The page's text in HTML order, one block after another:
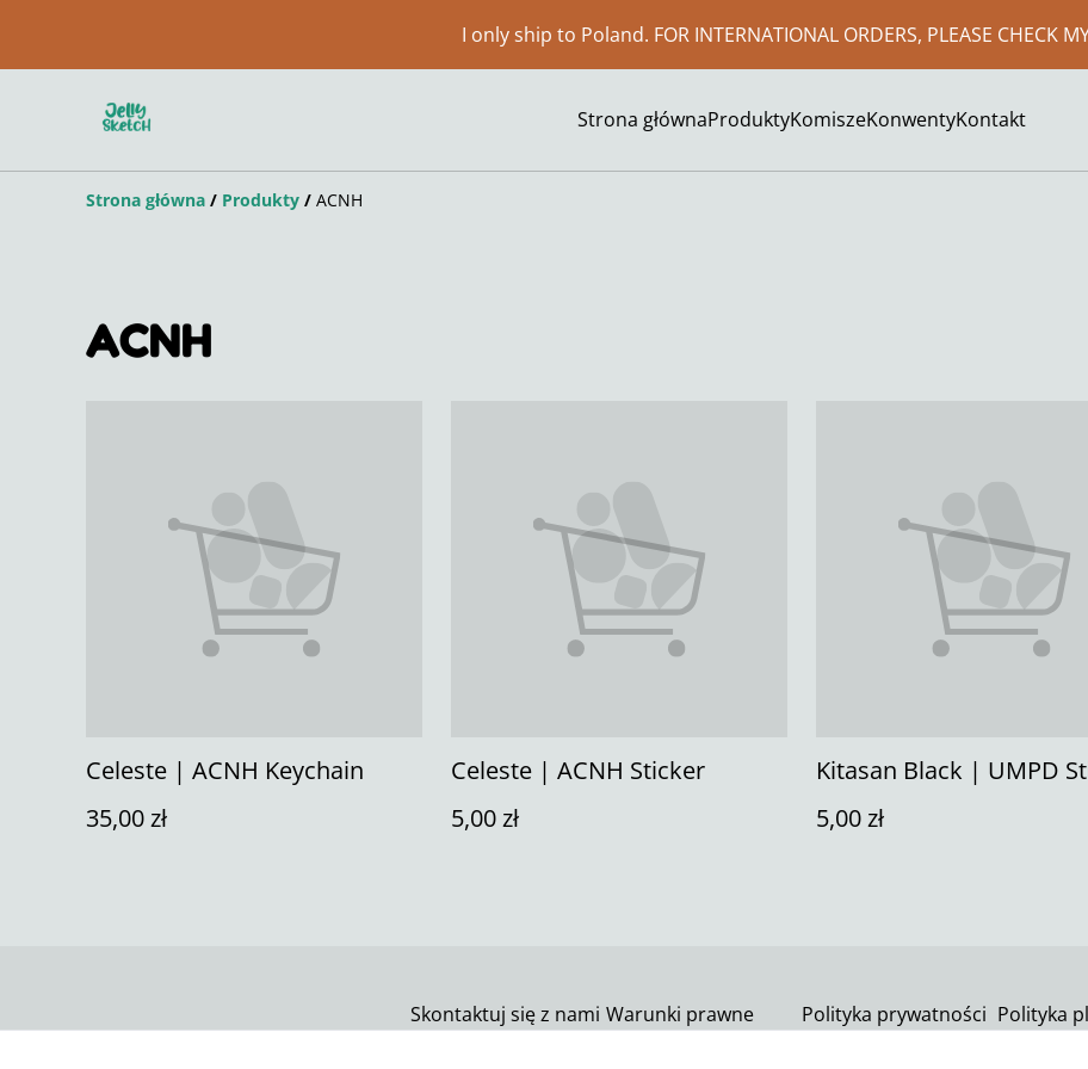
I only ship to Poland. FOR INTERNATIONAL ORDERS, PLEASE CHECK
Strona głównaProduktyKomiszeKonwentyKontakt
Strona główna / Produkty / ACNH
ACNH
Celeste | ACNH Keychain
35,00 zł
Celeste | ACNH Sticker
5,00 zł
Kitasan Black | UMPD
5,00 zł
Skontaktuj się z nami Warunki prawne
Polityka prywatności
SumUp
Polityka